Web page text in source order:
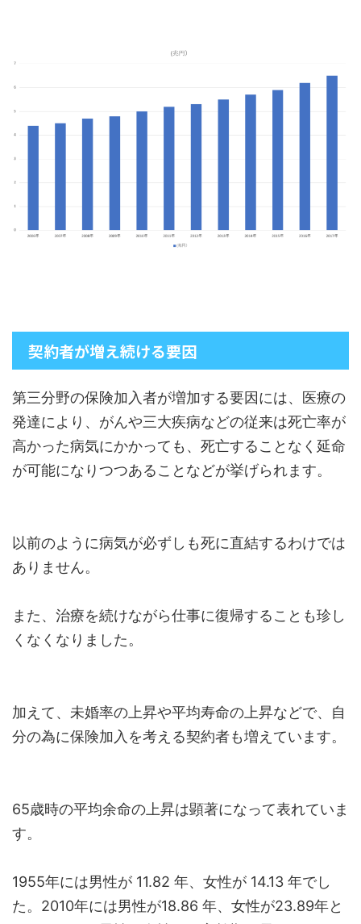
契約者が増え続ける要因
第三分野の保険加入者が増加する要因には、医療の
発達により、がんや三大疾病などの従来は死亡率が
高かった病気にかかっても、死亡することなく延命
が可能になりつつあることなどが挙げられます。
以前のように病気が必ずしも死に直結するわけでは
ありません。
また、治療を続けながら仕事に復帰することも珍し
くなくなりました。
加えて、未婚率の上昇や平均寿命の上昇などで、自
分の為に保険加入を考える契約者も増えています。
65歳時の平均余命の上昇は顕著になって表れていま
す。
1955年には男性が 11.82 年、女性が 14.13 年でし
た。2010年には男性が18.86 年、女性が23.89年と